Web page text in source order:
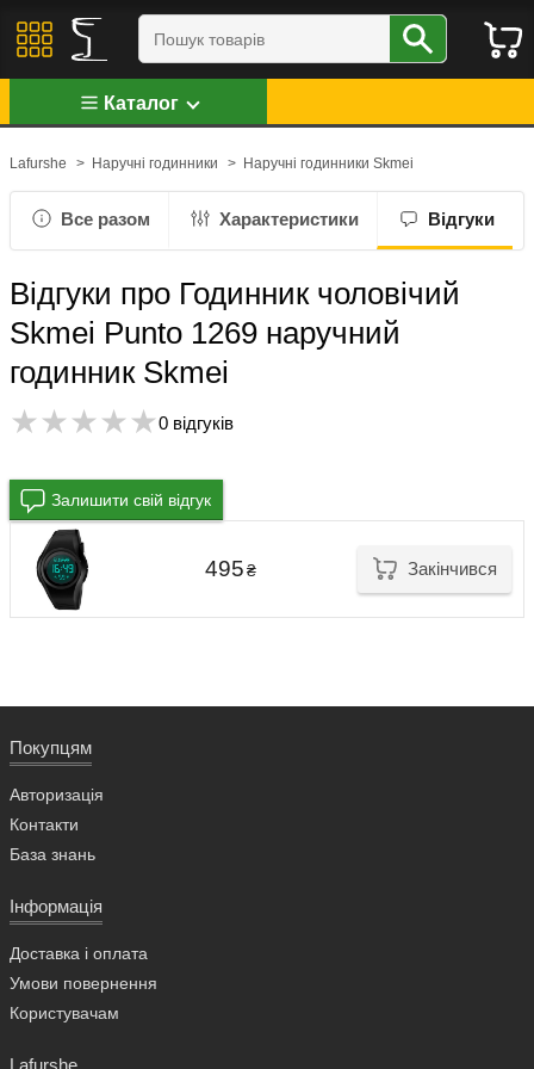
Каталог
Lafurshe > Наручні годинники > Наручні годинники Skmei
Все разом Характеристики Відгуки
Відгуки про Годинник чоловічий
Skmei Punto 1269 наручний
годинник Skmei
0 відгуків
Залишити свій відгук
495₴ Закінчився
Покупцям
Авторизація
Контакти
База знань
Інформація
Доставка і оплата
Умови повернення
Користувачам
Lafurshe